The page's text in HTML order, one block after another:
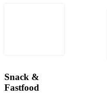
Snack &
Fastfood